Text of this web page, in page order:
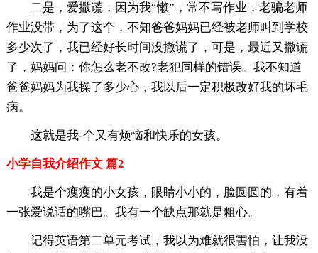
二是，爱撒谎，因为我“懒”，常不写作业，老骗老师
作业没带，为了这个，不知爸爸妈妈已经被老师叫到学校
多少次了，我已经好长时间没撒谎了，可是，最近又撒谎
了，妈妈问：你怎么老不改?老犯同样的错误。我不知道
爸爸妈妈为我操了多少心，我以后一定积极改好我的坏毛
病。
这就是我-个又有烦恼和快乐的女孩。
小学自我介绍作文 篇2
我是个瘦瘦的小女孩，眼睛小小的，脸圆圆的，有着
一张爱说话的嘴巴。我有一个缺点那就是粗心。
记得英语第二单元考试，我以为难就很害怕，让我没